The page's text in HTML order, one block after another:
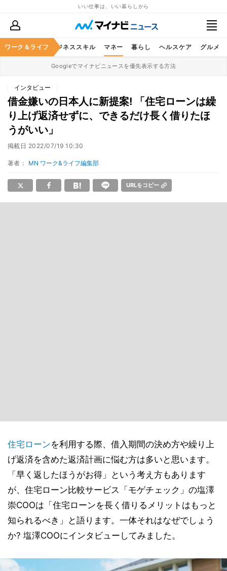
いい仕事は、いい暮らしから
ワーク＆ライフ
キャリア ビジネススキル マネー 暮らし ヘルスケア グルメ
Googleでマイナビニュースを優先表示する方法
インタビュー
借金嫌いの日本人に新提案! 「住宅ローンは繰
り上げ返済せずに、できるだけ長く借りたほ
うがいい」
掲載日 2022/07/19 10:30
著者： MN ワーク&ライフ編集部
URLをコピー
住宅ローンを利用する際、借入期間の決め方や繰り上
げ返済を含めた返済計画に悩む方は多いと思います。
「早く返したほうがお得」という考え方もあります
が、住宅ローン比較サービス「モゲチェック」の塩澤
崇COOは「住宅ローンを長く借りるメリットはもっと
知られるべき」と語ります。一体それはなぜでしょう
か? 塩澤COOにインタビューしてみました。